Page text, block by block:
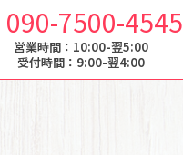
090-7500-4545
営業時間：10:00-翌5:00
受付時間：9:00-翌4:00